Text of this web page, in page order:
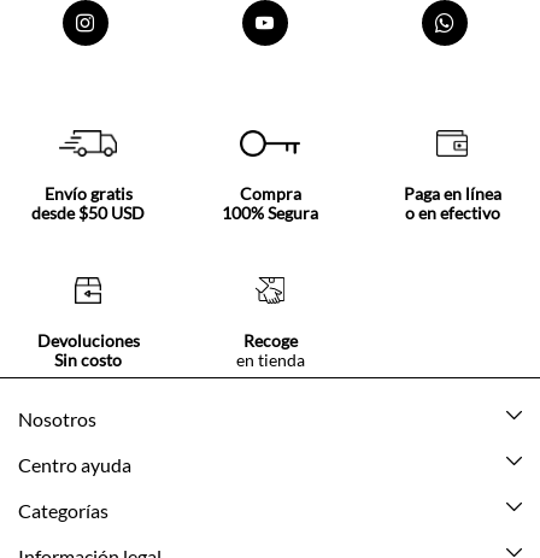
Envío gratis
desde $50 USD
Compra
100% Segura
Paga en línea
o en efectivo
Devoluciones
Sin costo
Recoge
en tienda
Nosotros
Acerca de Tennis
Centro ayuda
Mis pedidos
Categorías
Nuevo